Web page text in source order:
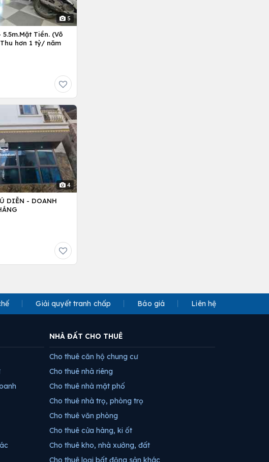
5
Tiền. (Võ
hơn 1 tỷ/ năm
4
DIỄN - DOANH
Giải quyết tranh chấp Báo giá Liên hệ
NHÀ ĐẤT CHO THUÊ
Cho thuê căn hộ chung cư
Cho thuê nhà riêng
Cho thuê nhà mặt phố
Cho thuê nhà trọ, phòng trọ
Cho thuê văn phòng
Cho thuê cửa hàng, ki ốt
Cho thuê kho, nhà xưởng, đất
Cho thuê loại bất động sản khác